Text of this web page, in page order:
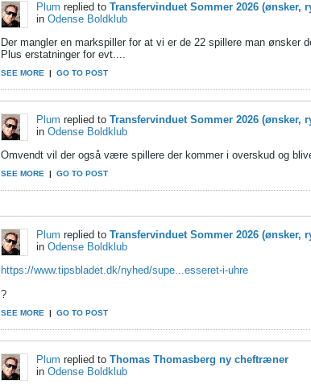
Plum replied to Transfervinduet Sommer 2026 (ønsker,
in Odense Boldklub
Der mangler en markspiller for at vi er de 22 spillere man
Plus erstatninger for evt....
SEE MORE | GO TO POST
Plum replied to Transfervinduet Sommer 2026 (ønsker,
in Odense Boldklub
Omvendt vil der også være spillere der kommer i overskud og
SEE MORE | GO TO POST
Plum replied to Transfervinduet Sommer 2026 (ønsker,
in Odense Boldklub
https://www.tipsbladet.dk/nyhed/supe...esseret-i-uhre
?
SEE MORE | GO TO POST
Plum replied to Thomas Thomasberg ny cheftræner
in Odense Boldklub